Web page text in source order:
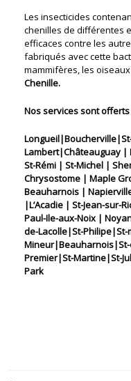
Les insecticides
chenilles de différentes
efficaces contre les
fabriqués avec cette
mammifères, les
Chenille.
Nos services sont
Lambert|Châteauguay |
St-Rémi | St-Michel |
Chrysostome | Maple
Beauharnois |
|L’Acadie | St-Jean-sur-
Paul-Ile-aux-Noix |
de-Lacolle|St-
Premier|St-Martine|St-
Park